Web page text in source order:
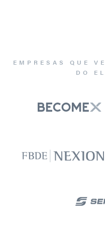
EMPRESAS QUE
DO